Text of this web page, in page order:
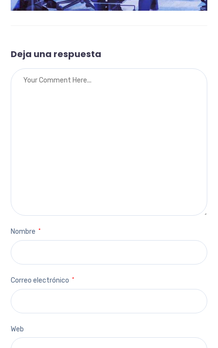
Deja una respuesta
Nombre *
Correo electrónico *
Web